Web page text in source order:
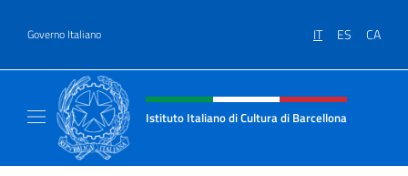
Governo Italiano IT ES CA
Intestazione sito, social e menù
Istituto Italiano di Cultura di Barcellona